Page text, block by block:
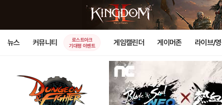
뉴스 커뮤니티
로스트아크
기대평 이벤트
게임캘린더 게이머존 라이브/